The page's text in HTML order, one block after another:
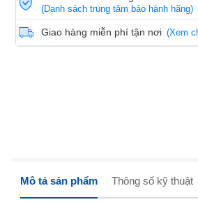
(Danh sách trung tâm bảo hành hãng)
Giao hàng miễn phí tận nơi (Xem
Mô tả sản phẩm Thông số kỹ thuật